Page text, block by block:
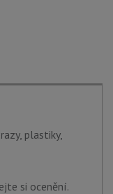
plastiky,
si ocenění.